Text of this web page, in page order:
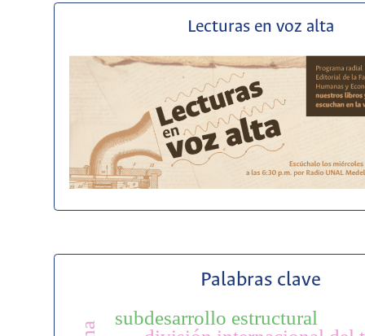
Lecturas en voz alta
Palabras clave
subdesarrollo estructural